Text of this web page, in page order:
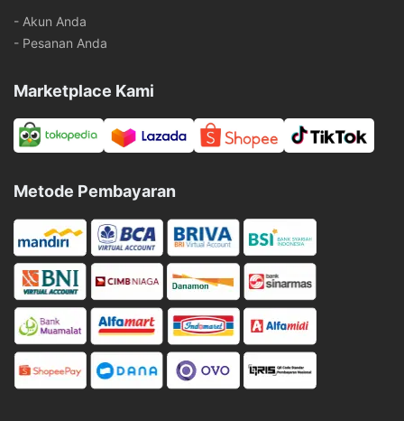
- Akun Anda
- Pesanan Anda
Marketplace Kami
Metode Pembayaran